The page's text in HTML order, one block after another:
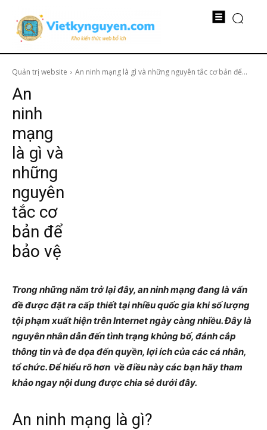
Quản trị website An ninh mạng là gì và những nguyên tắc cơ bản để...
An
ninh
mạng
là gì và
những
nguyên
tắc cơ
bản để
bảo vệ
Trong những năm trở lại đây, an ninh mạng đang là vấn
đề được đặt ra cấp thiết tại nhiều quốc gia khi số lượng
tội phạm xuất hiện trên Internet ngày càng nhiều. Đây là
nguyên nhân dẫn đến tình trạng khủng bố, đánh cắp
thông tin và đe dọa đến quyền, lợi ích của các cá nhân,
tổ chức. Để hiểu rõ hơn về điều này các bạn hãy tham
khảo ngay nội dung được chia sẻ dưới đây.
An ninh mạng là gì?